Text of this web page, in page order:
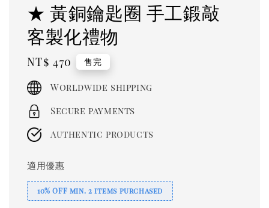
★ 黃銅鑰匙圈 手工鍛敲
客製化禮物
Regular
price
NT$ 470 售完
Worldwide shipping
Secure payments
Authentic products
適用優惠
10% OFF min. 2 items purchased